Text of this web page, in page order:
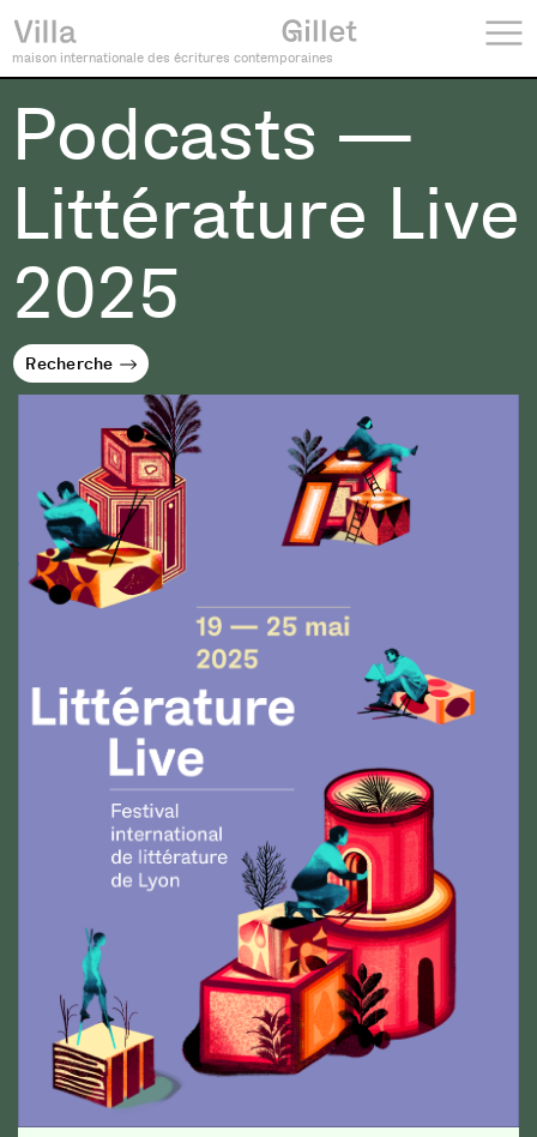
maison internationale des écritures contemporaines
Podcasts —
Littérature Live
2025
Recherche
Recherche